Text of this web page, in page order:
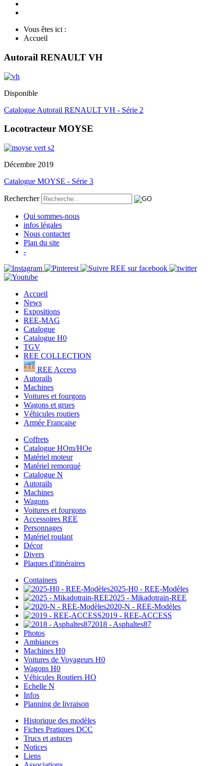
Vous êtes ici :
Accueil
Autorail RENAULT VH
Disponible
Catalogue Autorail RENAULT VH - Série 2
Locotracteur MOYSE
Décembre 2019
Catalogue MOYSE - Série 3
Rechercher
Qui sommes-nous
infos légales
Nous contacter
Plan du site
-
Accueil
News
Expositions
REE-MAG
Catalogue
Catalogue H0
TGV
REE COLLECTION
REE Access
Autorails
Machines
Voitures et fourgons
Wagons et grues
Véhicules routiers
Armée Française
Coffrets
Catalogue HOm/HOe
Matériel moteur
Matériel remorqué
Catalogue N
Autorails
Machines
Wagons
Voitures et fourgons
Accessoires REE
Personnages
Matériel roulant
Décor
Divers
Plaques d'itinéraires
Containers
2025-H0 - REE-Modèles
2025 - Mikadotrain-REE
2020-N - REE-Modèles
2019 - REE-ACCESS
2018 - Asphaltes87
Photos
Ambiances
Machines H0
Voitures de Voyageurs H0
Wagons H0
Véhicules Routiers HO
Echelle N
Infos
Planning de livraison
Historique des modèles
Fiches Pratiques DCC
Trucs et astuces
Notices
Liens